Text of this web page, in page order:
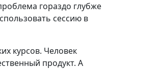
гораздо глубже
сессию в
курсов. Человек
продукт. А